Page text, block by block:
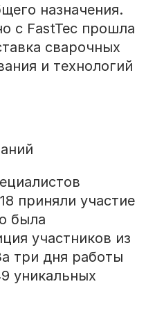
назначения.
с FastTec прошла
сварочных
и технологий
приняли участие
была
участников из
три дня работы
уникальных